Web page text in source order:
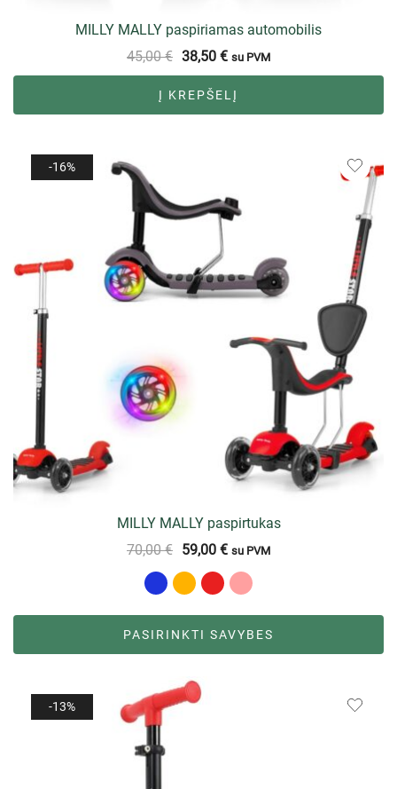
MILLY MALLY paspiriamas automobilis
45,00€ 38,50 € su PVM
Į KREPŠELĮ
-16%
MILLY MALLY paspirtukas
70,00€ 59,00 € su PVM
PASIRINKTI SAVYBES
-13%